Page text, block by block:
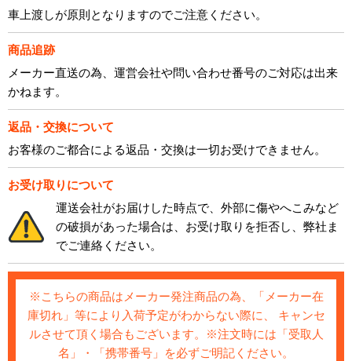
車上渡しが原則となりますのでご注意ください。
商品追跡
メーカー直送の為、運営会社や問い合わせ番号のご対応は出来
かねます。
返品・交換について
お客様のご都合による返品・交換は一切お受けできません。
お受け取りについて
運送会社がお届けした時点で、外部に傷やへこみなど
の破損があった場合は、お受け取りを拒否し、弊社ま
でご連絡ください。
※こちらの商品はメーカー発注商品の為、「メーカー在
庫切れ」等により入荷予定がわからない際に、 キャンセ
ルさせて頂く場合もございます。※注文時には「受取人
名」・「携帯番号」を必ずご明記ください。